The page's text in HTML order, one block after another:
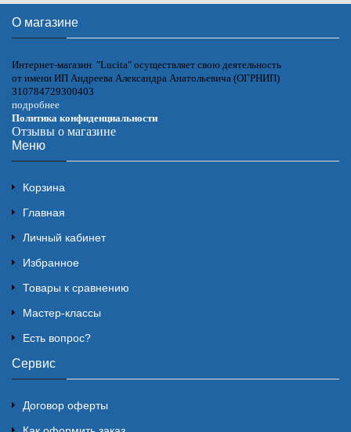
О магазине
Интернет-магазин "Lucita" осуществляет свою деятельность
от имени ИП Андреева Александра Анатольевича (ОГРНИП)
310784729300403
подробнее
Политика конфиденциальности
Отзывы о магазине
Меню
Корзина
Главная
Личный кабинет
Избранное
Товары к сравнению
Мастер-классы
Есть вопрос?
Сервис
Договор оферты